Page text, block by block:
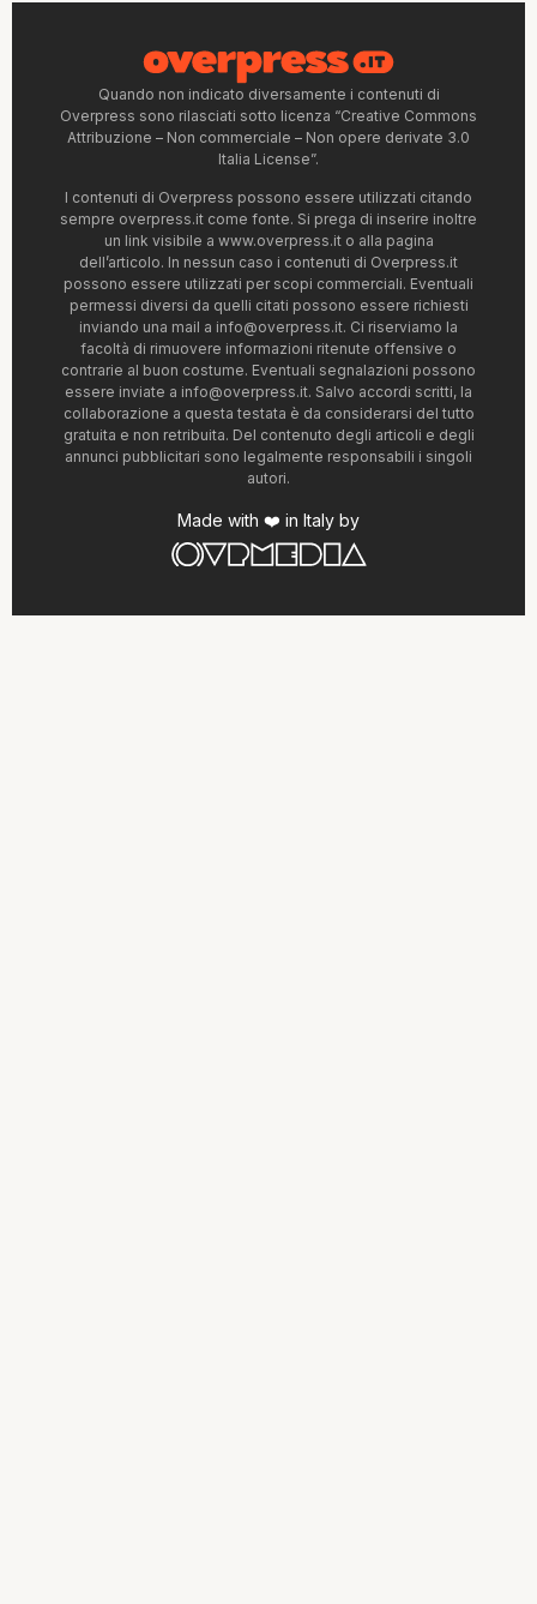
Quando non indicato diversamente i contenuti di
Overpress sono rilasciati sotto licenza “Creative Commons
Attribuzione – Non commerciale – Non opere derivate 3.0
Italia License”.
I contenuti di Overpress possono essere utilizzati citando
sempre overpress.it come fonte. Si prega di inserire inoltre
un link visibile a www.overpress.it o alla pagina
dell’articolo. In nessun caso i contenuti di Overpress.it
possono essere utilizzati per scopi commerciali. Eventuali
permessi diversi da quelli citati possono essere richiesti
inviando una mail a info@overpress.it. Ci riserviamo la
facoltà di rimuovere informazioni ritenute offensive o
contrarie al buon costume. Eventuali segnalazioni possono
essere inviate a info@overpress.it. Salvo accordi scritti, la
collaborazione a questa testata è da considerarsi del tutto
gratuita e non retribuita. Del contenuto degli articoli e degli
annunci pubblicitari sono legalmente responsabili i singoli
autori.
Made with ❤️ in Italy by